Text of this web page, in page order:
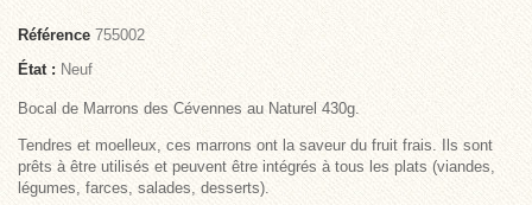
Référence 755002
État : Neuf
Bocal de Marrons des Cévennes au Naturel 430g.
Tendres et moelleux, ces marrons ont la saveur du fruit frais. Ils sont
prêts à être utilisés et peuvent être intégrés à tous les plats (viandes,
légumes, farces, salades, desserts).